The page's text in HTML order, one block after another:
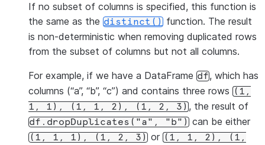
If no subset of columns is specified, this function is
the same as the distinct() function. The result
is non-deterministic when removing duplicated rows
from the subset of columns but not all columns.
For example, if we have a DataFrame df, which has
columns (“a”, “b”, “c”) and contains three rows
(1,
1,
1), (1, 1, 2), (1, 2, 3) , the result of
df.dropDuplicates("a", "b") can be either
(1, 1, 1), (1, 2, 3) or (1, 1, 2),
(1,